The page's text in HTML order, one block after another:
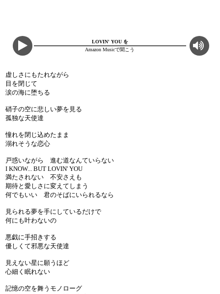
LOVIN' YOU を
Amazon Musicで聞こう
虚しさにもたれながら
目を閉じて
涙の海に堕ちる
硝子の空に悲しい夢を見る
孤独な天使達
憧れを閉じ込めたまま
溺れそうな恋心
戸惑いながら 進む道なんていらない
I KNOW... BUT LOVIN' YOU
満たされない 不安さえも
期待と愛しさに変えてしまう
何でもいい 君のそばにいられるなら
見られる夢を手にしているだけで
何にも叶わないの
悪戯に手招きする
優しくて邪悪な天使達
見えない星に願うほど
心細く眠れない
記憶の空を舞うモノローグ